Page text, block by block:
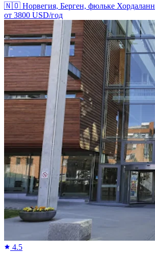
🇳🇴 Норвегия, Берген, фюльке Хордаланн
от 3800 USD/год
4.5